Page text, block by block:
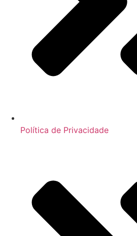
Política de Privacidade